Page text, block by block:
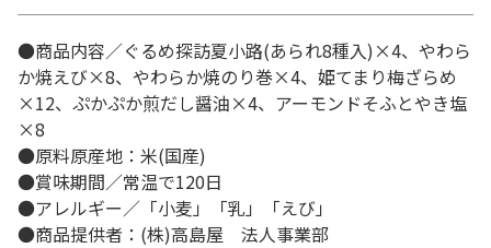
●商品内容／ぐるめ探訪夏小路(あられ8種入)×4、やわら
か焼えび×8、やわらか焼のり巻×4、姫てまり梅ざらめ
×12、ぷかぷか煎だし醤油×4、アーモンドそふとやき塩
×8
●原料原産地：米(国産)
●賞味期間／常温で120日
●アレルギー／「小麦」「乳」「えび」
●商品提供者：(株)高島屋 法人事業部